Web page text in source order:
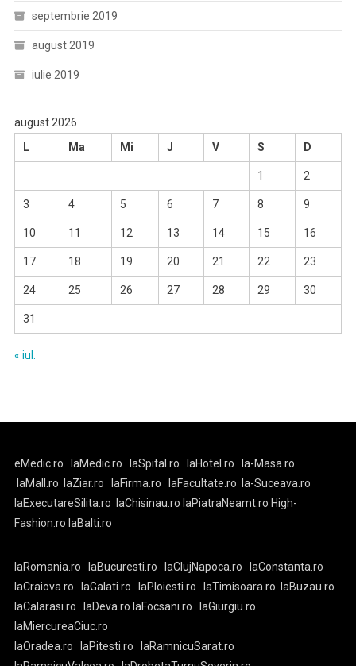
septembrie 2019
august 2019
iulie 2019
august 2026
L
Ma Mi J V S D
1 2
3 4 5 6 7 8 9
10 11 12 13 14 15 16
17 18 19 20 21 22 23
24 25 26 27 28 29 30
31
« iul.
eMedic.ro laMedic.ro laSpital.ro laHotel.ro
la-Masa.ro
laMall.ro
laZiar.ro laFirma.ro laFacultate.ro
la-Suceava.ro
laExecutareSilita.ro
laChisinau.ro laPiatraNeamt.ro High-
Fashion.ro laBalti.ro
laRomania.ro laBucuresti.ro laClujNapoca.ro
laConstanta.ro
laCraiova.ro
laGalati.ro laPloiesti.ro laTimisoara.ro
laBuzau.ro
laCalarasi.ro
laDeva.ro laFocsani.ro
laGiurgiu.ro
laMiercureaCiuc.ro
laOradea.ro
laPitesti.ro
laRamnicuSarat.ro